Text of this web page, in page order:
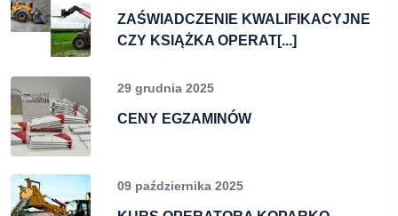
ZAŚWIADCZENIE KWALIFIKACYJNE
CZY KSIĄŻKA OPERAT[...]
29 grudnia 2025
CENY EGZAMINÓW
09 października 2025